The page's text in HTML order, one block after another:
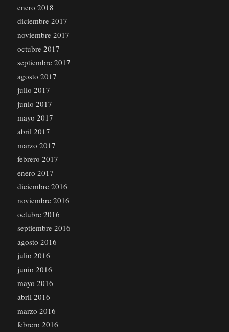
enero 2018
diciembre 2017
noviembre 2017
octubre 2017
septiembre 2017
agosto 2017
julio 2017
junio 2017
mayo 2017
abril 2017
marzo 2017
febrero 2017
enero 2017
diciembre 2016
noviembre 2016
octubre 2016
septiembre 2016
agosto 2016
julio 2016
junio 2016
mayo 2016
abril 2016
marzo 2016
febrero 2016